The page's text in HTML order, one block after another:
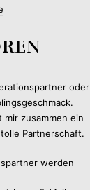
oder
mir zusammen ein
Partnerschaft.
werden